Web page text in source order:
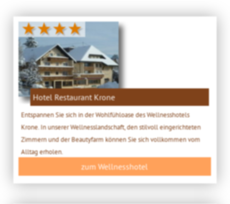
★★★★
Hotel Restaurant Krone
Entspannen Sie sich in der Wohlfühloase des Wellnesshotels
Krone. In unserer Wellnesslandschaft, den stilvoll eingerichteten
Zimmern und der Beautyfarm können Sie sich vollkommen vom
Alltag erholen.
zum Wellnesshotel